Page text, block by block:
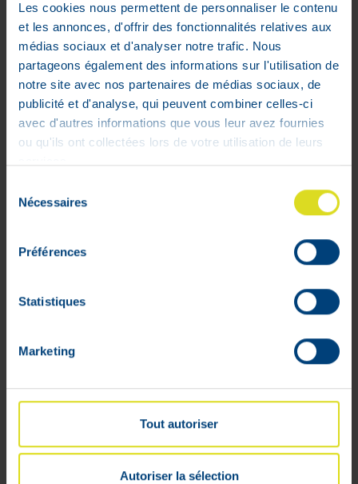
Les cookies nous permettent de personnaliser le contenu
et les annonces, d'offrir des fonctionnalités relatives aux
médias sociaux et d'analyser notre trafic. Nous
partageons également des informations sur l'utilisation de
notre site avec nos partenaires de médias sociaux, de
publicité et d'analyse, qui peuvent combiner celles-ci
avec d'autres informations que vous leur avez fournies
ou qu'ils ont collectées lors de votre utilisation de leurs
Nécessaires
Préférences
Statistiques
Marketing
Tout autoriser
Autoriser la sélection
CanFlex Forte est le gel le plus concentré
en CBD disponible en pharmacie.
CanFlex est parfait pour :
Les sportifs de 30-45 ans qui peinent
a` re´cupe´rer apre`s l'effort?
Les personnes age´es ayant envie de
faciliter leurs mouvements
Profiel
Opvolging van de bestellingen
Verlanglijstjes
Algemene voorwaarden
Beveiligde betalingen